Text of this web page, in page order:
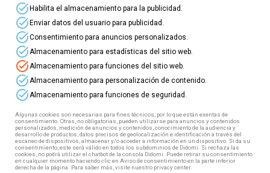
profesionales delSector Servicios a las
Empresas! ⭐
⏩ Este sector incluye: Empresas de consultoría y
estudios de mercados y opinión pública;
Empresas de ingeniería y oficinas de estudios
técnicos; Empresas de trabajo temporal; Contact
Si trabajas en este sector (tanto por cuenta propia
como por cuenta ajena) puedes acceder a esta
formación gratuita, 100% subvencionada. ¿Cómo?
¡Muy fácil! Tan solo tienes que seguir estos
task_altHabilita el almacenamiento para la publicidad.
task_altEnviar datos del usuario para publicidad.
task_altConsentimiento para anuncios personalizados.
task_alt Almacenamiento para estadísticas del sitio web.
task_alt Almacenamiento para funciones del sitio web.
task_alt Almacenamiento para personalización de contenido.
task_alt Almacenamiento para funciones de seguridad.
Algunas cookies son necesarias para fines técnicos, por lo que están exentas de
consentimiento. Otras, no obligatorias, pueden utilizarse para anuncios y contenidos
personalizados, medición de anuncios y contenidos, conocimiento de la audiencia y
desarrollo de productos, datos precisos de geolocalización e identificación a través del
escaneo de dispositivos, almacenar y/o acceder a información en un dispositivo. Si da su
consentimiento, este será válido en todos los subdominios de Didomi. Si rechaza las
cookies, no podrá utilizar el chatbot de la consola Didomi. Puede retirar su consentimiento
en cualquier momento haciendo clic en Aviso de consentimiento en la parte inferior
derecha de la página. Para saber más, visite nuestro privacy center.